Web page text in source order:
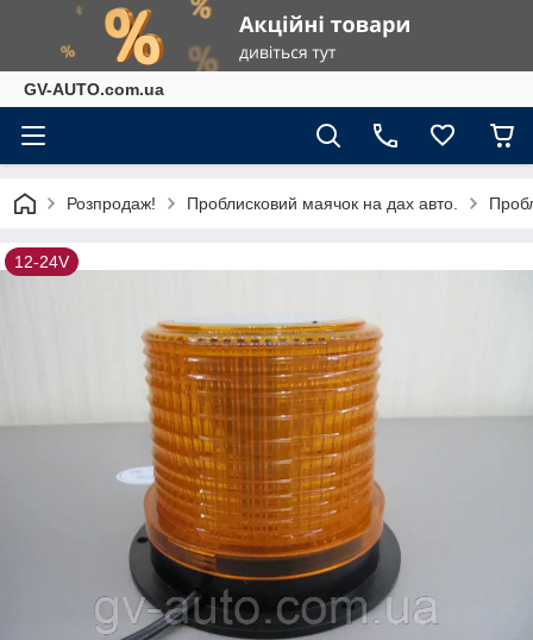
GV-AUTO.com.ua
Розпродаж! Проблисковий маячок на дах авто.
12-24V